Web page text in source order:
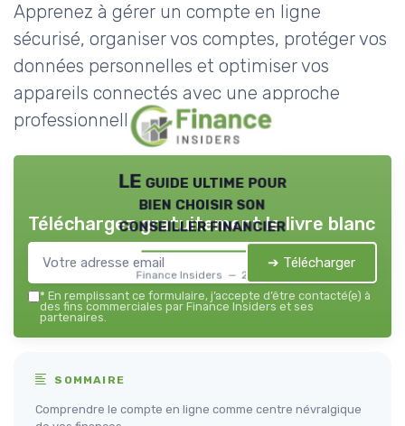
Apprenez à gérer un compte en ligne
sécurisé, organiser vos comptes, protéger vos
données personnelles et optimiser vos
appareils connectés avec une approche
professionnelle.
LE guide ultime pour
bien choisir son
conseiller financier
Finance Insiders — 2026
Téléchargez gratuitement le livre blanc
➔ Télécharger
* En remplissant ce formulaire, j’accepte d’être contacté(e) à
des fins commerciales par Finance Insiders et ses
partenaires.
SOMMAIRE
Comprendre le compte en ligne comme centre névralgique